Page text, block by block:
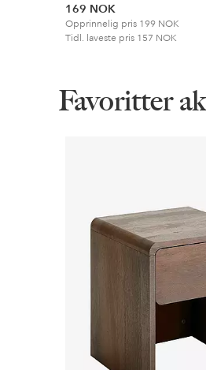
169 NOK
Opprinnelig pris 199 NOK
Tidl. laveste pris 157 NOK
Favoritter